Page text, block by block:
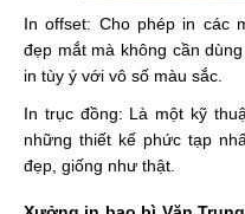
In offset: Cho phép in các
đẹp mắt mà không cần
in tùy ý với vô số màu sắc.
In trục đồng: Là một kỹ
những thiết kế phức tạp
đẹp, giống như thật.